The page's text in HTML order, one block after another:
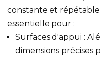
constante et
essentielle pour :
Surfaces d'appui :
dimensions précises